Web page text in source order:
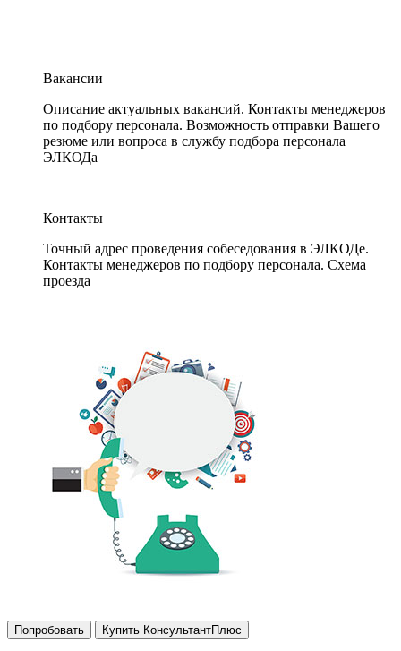
Вакансии
Описание актуальных вакансий. Контакты менеджеров
по подбору персонала. Возможность отправки Вашего
резюме или вопроса в службу подбора персонала
ЭЛКОДа
Контакты
Точный адрес проведения собеседования в ЭЛКОДе.
Контакты менеджеров по подбору персонала. Схема
проезда
Попробовать Купить КонсультантПлюс